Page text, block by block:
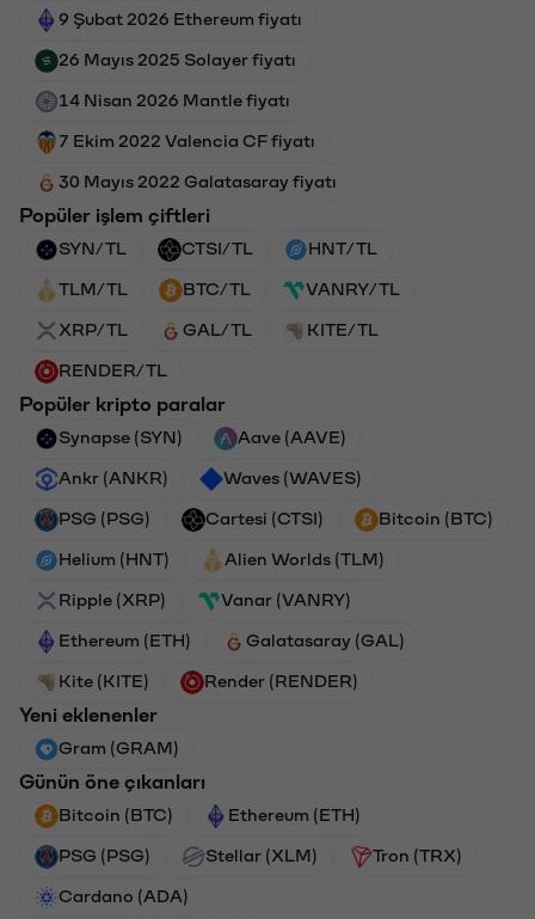
9 Şubat 2026 Ethereum fiyatı
26 Mayıs 2025 Solayer fiyatı
14 Nisan 2026 Mantle fiyatı
7 Ekim 2022 Valencia CF fiyatı
30 Mayıs 2022 Galatasaray fiyatı
Popüler işlem çiftleri
SYN/TL CTSI/TL HNT/TL
TLM/TL BTC/TL VANRY/TL
XRP/TL GAL/TL KITE/TL
RENDER/TL
Popüler kripto paralar
Synapse (SYN) Aave (AAVE)
Ankr (ANKR) Waves (WAVES)
PSG (PSG) Cartesi (CTSI) Bitcoin (BTC)
Helium (HNT) Alien Worlds (TLM)
Ripple (XRP) Vanar (VANRY)
Ethereum (ETH) Galatasaray (GAL)
Kite (KITE) Render (RENDER)
Yeni eklenenler
Gram (GRAM)
Günün öne çıkanları
Bitcoin (BTC) Ethereum (ETH)
PSG (PSG) Stellar (XLM) Tron (TRX)
Cardano (ADA)